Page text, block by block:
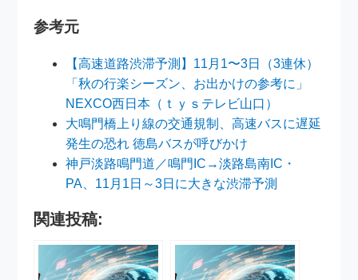
参考元
【高速道路渋滞予測】11月1〜3日（3連休）
「秋の行楽シーズン、お出かけの参考に」
NEXCO西日本（ｔｙｓテレビ山口）
大鳴門橋上り線の交通規制、高速バスに遅延
発生の恐れ 徳島バスが呼びかけ
神戸淡路鳴門道／鳴門IC→淡路島南IC・
PA、11月1日～3日に大きな渋滞予測
関連投稿: